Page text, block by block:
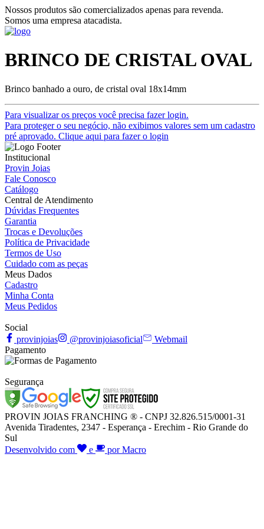
Nossos produtos são comercializados apenas para revenda.
Somos uma empresa atacadista.
BRINCO DE CRISTAL OVAL
Brinco banhado a ouro, de cristal oval 18x14mm
Para visualizar os preços você precisa fazer login.
Para proteger o seu negócio, não exibimos valores sem um cadastro
pré aprovado. Clique aqui para fazer o login
Institucional
Provin Joias
Fale Conosco
Catálogo
Central de Atendimento
Dúvidas Frequentes
Garantia
Trocas e Devoluções
Política de Privacidade
Termos de Uso
Cuidado com as peças
Meus Dados
Cadastro
Minha Conta
Meus Pedidos
Social
provinjoias
@provinjoiasoficial
Webmail
Pagamento
Segurança
PROVIN JOIAS FRANCHING ® - CNPJ 32.826.515/0001-31
Avenida Tiradentes, 2347 - Esperança - Erechim - Rio Grande do
Sul
Desenvolvido com
e por Macro